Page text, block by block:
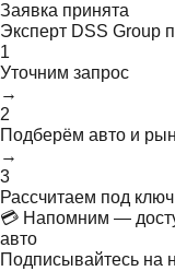
Заявка принята
Эксперт DSS Group
1
Уточним запрос
→
2
Подберём авто и
→
3
Рассчитаем под ключ
💳 Напомним —
авто
Подписывайтесь на